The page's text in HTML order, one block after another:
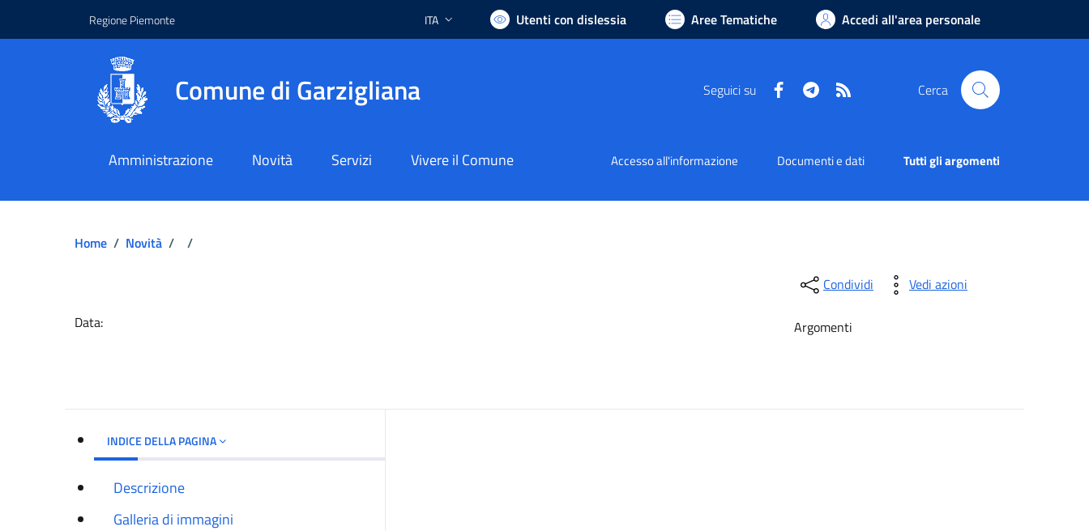
Regione Piemonte Lingua attiva:
ITA Utenti con dislessia Aree Tematiche Accedi all'area personale
Comune di Garzigliana Seguici su FacebookTelegram Cerca
Amministrazione Novità Servizi Vivere il Comune Accesso all'informazione Documenti e dati Tutti gli argomenti
Home / Novità / /
Data:
Condividi Vedi azioni
Argomenti
INDICE DELLA PAGINA
Descrizione
Galleria di immagini